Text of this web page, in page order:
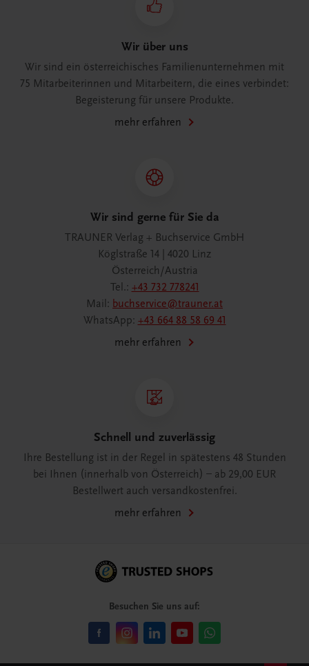
Wir über uns
Wir sind ein österreichisches Familienunternehmen mit
75 Mitarbeiterinnen und Mitarbeitern, die eines verbindet:
Begeisterung für unsere Produkte.
mehr erfahren
Wir sind gerne für Sie da
TRAUNER Verlag + Buchservice GmbH
Köglstraße 14 | 4020 Linz
Österreich/Austria
Tel.: +43 732 778241
Mail: buchservice@trauner.at
WhatsApp: +43 664 88 58 69 41
mehr erfahren
Schnell und zuverlässig
Ihre Bestellung ist in der Regel in spätestens 48 Stunden
bei Ihnen (innerhalb von Österreich) – ab 29,00 EUR
Bestellwert auch versandkostenfrei.
mehr erfahren
Besuchen Sie uns auf: